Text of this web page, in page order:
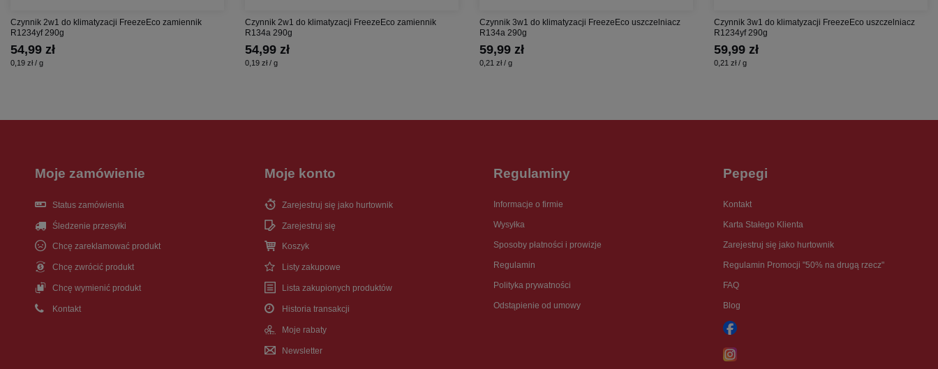
Czynnik 2w1 do klimatyzacji FreezeEco zamiennik
R1234yf 290g
54,99 zł
0,19 zł / g
Czynnik 2w1 do klimatyzacji FreezeEco zamiennik
R134a 290g
54,99 zł
0,19 zł / g
Czynnik 3w1 do klimatyzacji FreezeEco uszczelniacz
R134a 290g
59,99 zł
0,21 zł / g
Czynnik 3w1 do klimatyzacji FreezeEco uszczelniacz
R1234yf 290g
59,99 zł
0,21 zł / g
Moje zamówienie
Status zamówienia
Śledzenie przesyłki
Chcę zareklamować produkt
Chcę zwrócić produkt
Chcę wymienić produkt
Kontakt
Moje konto
Zarejestruj się jako hurtownik
Zarejestruj się
Koszyk
Listy zakupowe
Lista zakupionych produktów
Historia transakcji
Moje rabaty
Newsletter
Regulaminy
Informacje o firmie
Wysyłka
Sposoby płatności i prowizje
Regulamin
Polityka prywatności
Odstąpienie od umowy
Pepegi
Kontakt
Karta Stałego Klienta
Zarejestruj się jako hurtownik
Regulamin Promocji "50% na drugą rzecz"
FAQ
Blog